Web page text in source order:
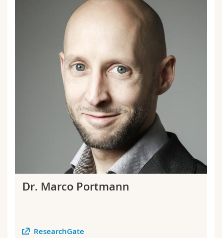
Dr. Marco Portmann
ResearchGate